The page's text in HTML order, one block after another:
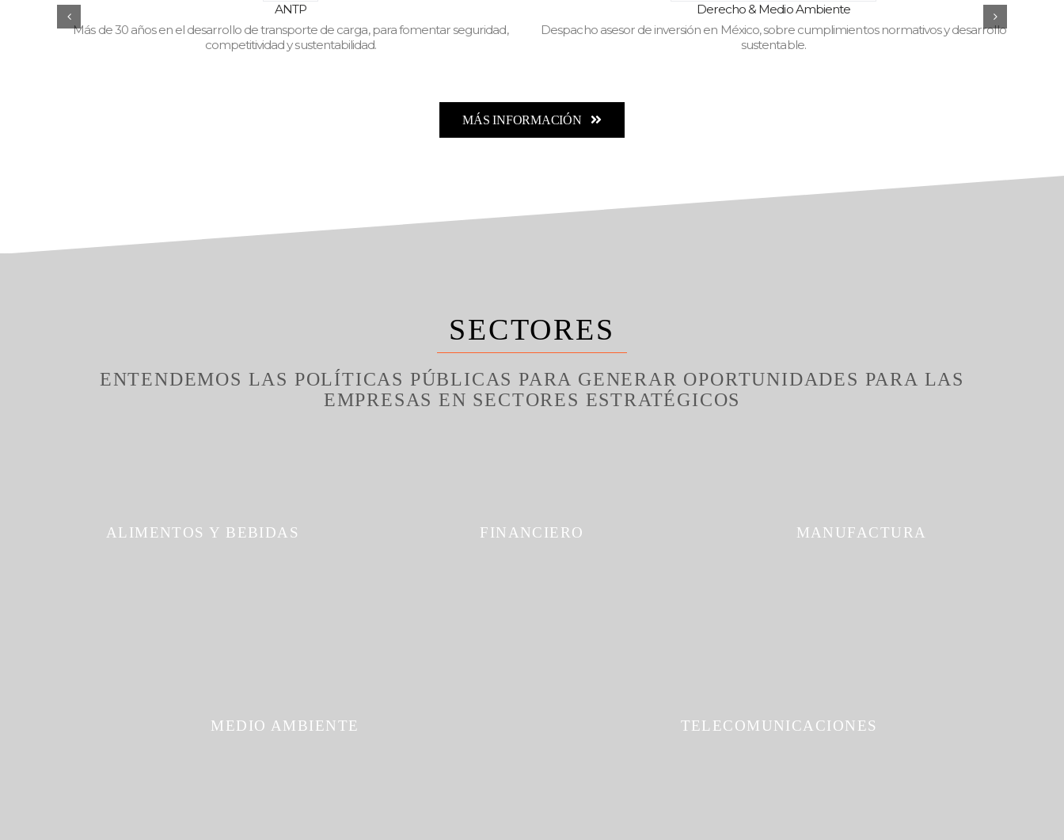
ANTP
Más de 30 años en el desarrollo de transporte de carga, para fomentar seguridad,
competitividad y sustentabilidad.
Derecho & Medio Ambiente
Despacho asesor de inversión en México, sobre cumplimientos normativos y desarrollo
sustentable.
MÁS INFORMACIÓN
SECTORES
ENTENDEMOS LAS POLÍTICAS PÚBLICAS PARA GENERAR OPORTUNIDADES PARA LAS
EMPRESAS EN SECTORES ESTRATÉGICOS
ALIMENTOS Y BEBIDAS FINANCIERO MANUFACTURA
MEDIO AMBIENTE TELECOMUNICACIONES